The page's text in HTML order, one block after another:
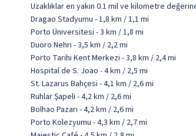
Uzaklıklar en yakın 0.1 mil ve kilometre
Dragao Stadyumu - 1,8 km / 1,1 mi
Porto Üniversitesi - 3 km / 1,8 mi
Duoro Nehri - 3,5 km / 2,2 mi
Porto Tarihi Kent Merkezi - 3,8 km / 2,4 mi
Hospital de S. Joao - 4 km / 2,5 mi
St. Lazarus Bahçesi - 4,1 km / 2,6 mi
Ruhlar Şapeli - 4,2 km / 2,6 mi
Bolhao Pazarı - 4,2 km / 2,6 mi
Porto Kolezyumu - 4,3 km / 2,7 mi